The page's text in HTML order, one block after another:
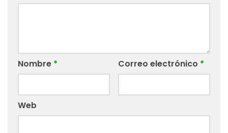
Nombre * Correo electrónico *
Web